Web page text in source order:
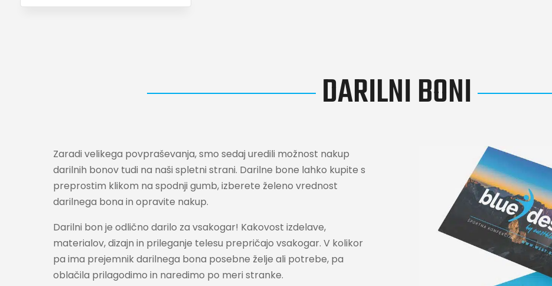
DARILNI BONI
Zaradi velikega povpraševanja, smo sedaj uredili možnost nakup
darilnih bonov tudi na naši spletni strani. Darilne bone lahko kupite s
preprostim klikom na spodnji gumb, izberete želeno vrednost
darilnega bona in opravite nakup.
Darilni bon je odlično darilo za vsakogar! Kakovost izdelave,
materialov, dizajn in prileganje telesu prepričajo vsakogar. V kolikor
pa ima prejemnik darilnega bona posebne želje ali potrebe, pa
oblačila prilagodimo in naredimo po meri stranke.